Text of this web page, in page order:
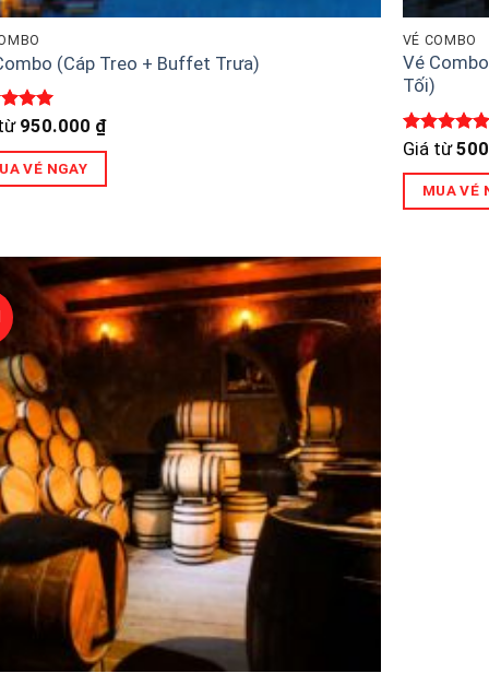
(Cáp Treo + Buffet Trưa)
xếp
950.000 ₫
VÉ NGAY
VÉ COMBO
Vé
Tối)
Được xếp
Giá từ
MUA VÉ
Add to
wishlist